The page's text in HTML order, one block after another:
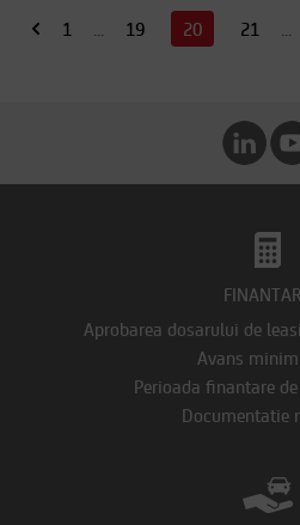
1 ... 19 20 21 ...
Aprobarea dosarului de
Avans
Perioada finantare
Documentatie